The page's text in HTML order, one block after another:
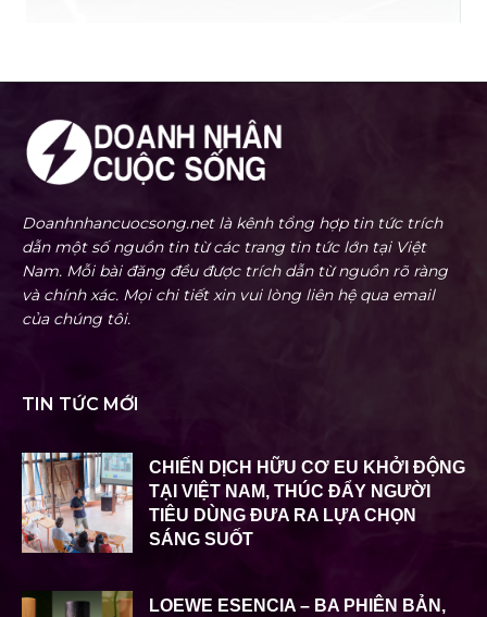
Doanhnhancuocsong.net là kênh tổng hợp tin tức trích
dẫn một số nguồn tin từ các trang tin tức lớn tại Việt
Nam. Mỗi bài đăng đều được trích dẫn từ nguồn rõ ràng
và chính xác. Mọi chi tiết xin vui lòng liên hệ qua email
của chúng tôi.
TIN TỨC MỚI
CHIẾN DỊCH HỮU CƠ EU KHỞI ĐỘNG
TẠI VIỆT NAM, THÚC ĐẨY NGƯỜI
TIÊU DÙNG ĐƯA RA LỰA CHỌN
SÁNG SUỐT
LOEWE ESENCIA – BA PHIÊN BẢN,